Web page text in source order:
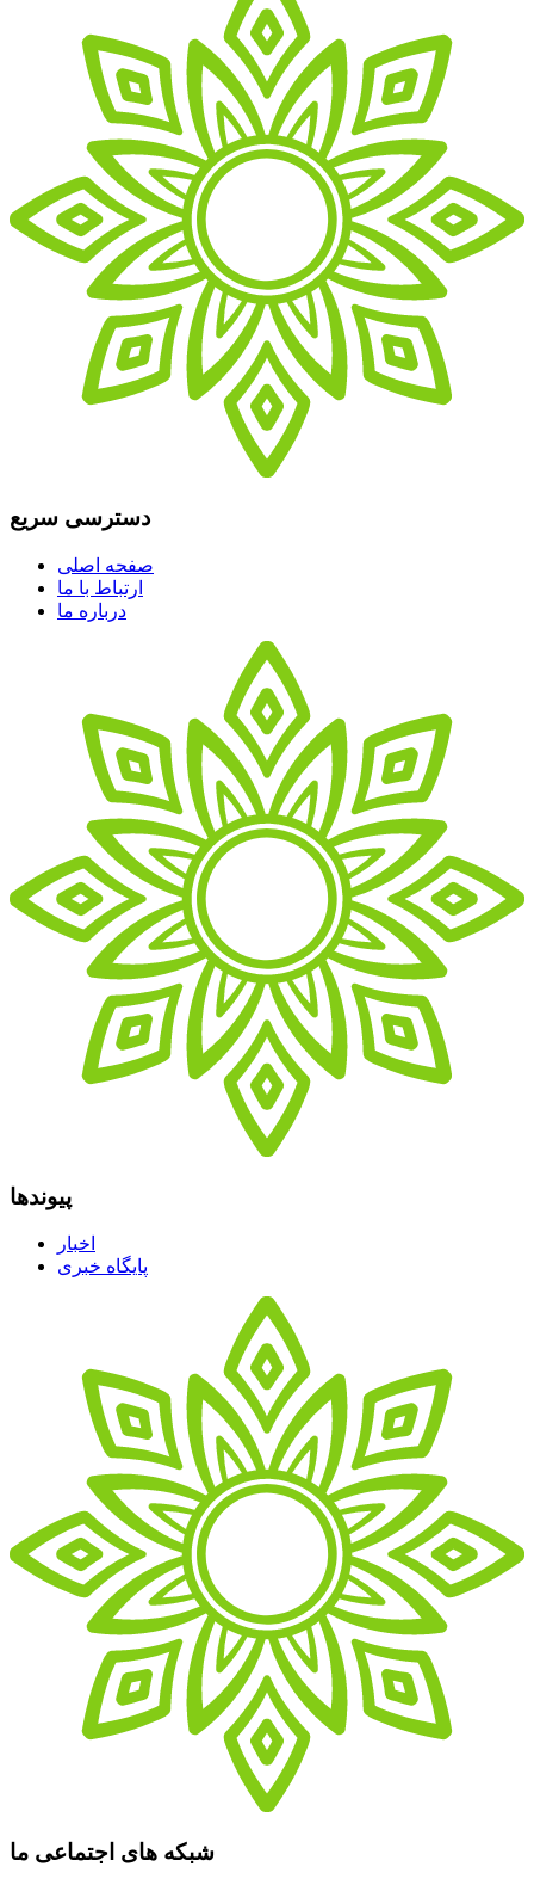
دسترسی سریع
صفحه اصلی
ارتباط با ما
درباره ما
پیوندها
اخبار
پایگاه خبری
شبکه های اجتماعی ما